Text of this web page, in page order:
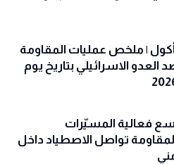
| ملخص عمليات المقاومة
العدو الاسرائيلي بتاريخ يوم
فعالية المسيّرات
تواصل الاصطياد داخل